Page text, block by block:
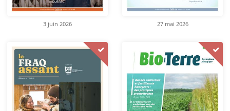
3 juin 2026 27 mai 2026